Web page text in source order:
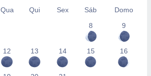
Qua Qui Sex Sáb
Domo
8
9
12 13 14 15 16